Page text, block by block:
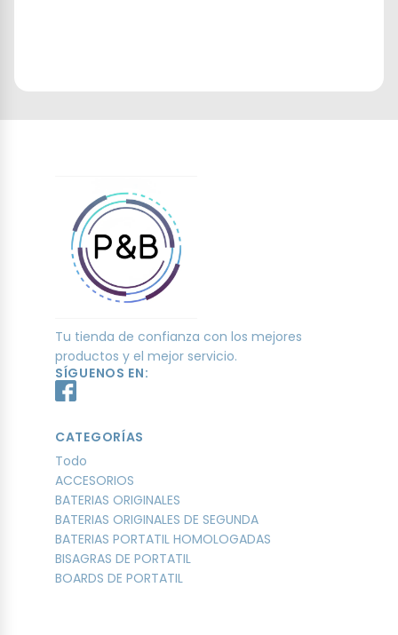
Tu tienda de confianza con los mejores
productos y el mejor servicio.
SÍGUENOS EN:
CATEGORÍAS
Todo
ACCESORIOS
BATERIAS ORIGINALES
BATERIAS ORIGINALES DE SEGUNDA
BATERIAS PORTATIL HOMOLOGADAS
BISAGRAS DE PORTATIL
BOARDS DE PORTATIL